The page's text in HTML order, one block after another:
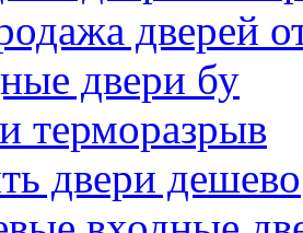
дверей
двери бу
терморазрыв
двери дешево